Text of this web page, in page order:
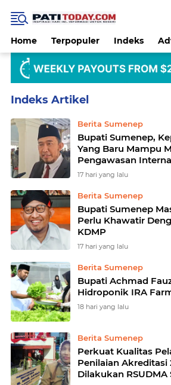
Home Terpopuler Indeks
Berita Sumenep
Bupati Sumenep,
Yang Baru Mampu
Pengawasan
Pencegahan
17 hari yang lalu
Berita Sumenep
Bupati Sumenep
Perlu Khawatir
KDMP
17 hari yang lalu
Berita Sumenep
Bupati Achmad
Hidroponik IRA
18 hari yang lalu
Berita Sumenep
Perkuat Kualitas
Penilaian Akreditasi
Dilakukan RSUDMA